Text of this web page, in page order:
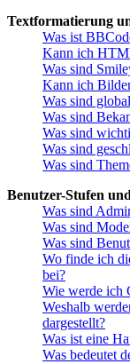
Textformatierung
Was ist
Kann ich
Was sind
Kann ich
Was sind
Was sind
Was sind
Was sind
Was sind
Benutzer-Stufen
Was sind
Was sind
Was sind
Wo finde ich
bei?
Wie werde ich
Weshalb
dargestellt?
Was ist eine
Was bedeutet